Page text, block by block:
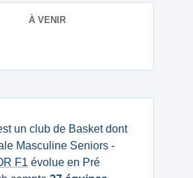
À VENIR
un club de Basket dont
Masculine Seniors -
F1 évolue en Pré